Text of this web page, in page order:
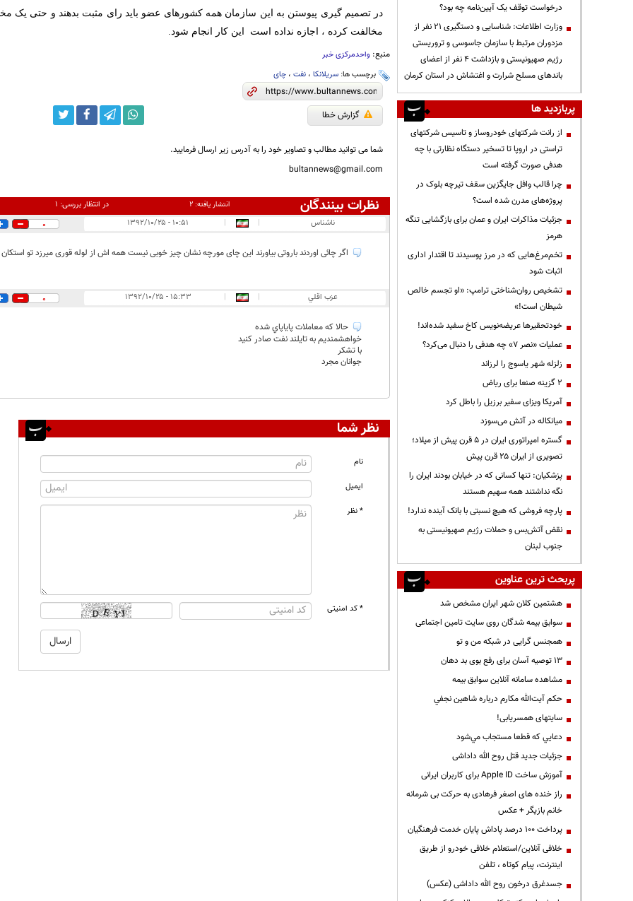
در تصمیم گیری پیوستن به این سازمان همه کشورهای عضو باید رای مثبت بدهند و حتی یک
مخالفت کرده ، اجازه نداده است این کار انجام شود.
منبع: واحدمرکزی خبر
برچسب ها: سریلانکا، نفت، چای
گزارش خطا
شما می توانید مطالب و تصاویر خود را به آدرس زیر ارسال فرمایید.
bultannews@gmail.com
نظرات بینندگان انتشار یافته:۲ در انتظار بررسی: ۱
ناشناس |
| ۱۰:۵۱ - ۱۳۹۲/۱۰/۲۵ 0
اگر چائی اوردند باروتی بیاورند این چای مورچه نشان چیز خوبی نیست همه اش از لوله قوری میرزد تو
عزب اقلي |
| ۱۵:۳۳ - ۱۳۹۲/۱۰/۲۵ 0
حالا كه معاملات پاياپاي شده
خواهشمنديم به تايلند نفت صادر كنيد
با تشكر
جوانان مجرد
نظر شما
نام
ایمیل
* نظر
* کد امنیتی
درخواست توقف یک آیین‌نامه چه بود؟
وزارت اطلاعات: شناسایی و دستگیری ۲۱ نفر از
مزدوران مرتبط با سازمان جاسوسی و تروریستی
رژیم صهیونیستی و بازداشت ۴ نفر از اعضای
باندهای مسلح شرارت و اغتشاش در استان کرمان
پربازدید ها
از رانت‌ شرکتهای خودروساز و تاسیس شرکتهای
تراستی در اروپا تا تسخیر دستگاه نظارتی با چه
هدفی صورت گرفته است
چرا قالب وافل جایگزین سقف تیرچه بلوک در
پروژه‌های مدرن شده است؟
جزئیات مذاکرات ایران و عمان برای بازگشایی تنگه
هرمز
تخم‌مرغ‌هایی که در مرز پوسیدند تا اقتدار اداری
اثبات شود
تشخیص روان‌شناختی ترامپ: «او تجسم خالص
شیطان است!»
خودتحقیرها عریضه‌نویس کاخ سفید شده‌اند!
عملیات «نصر ۷» چه هدفی را دنبال می‌کرد؟
زلزله شهر یاسوج را لرزاند
۲ گزینه صنعا برای ریاض
آمریکا ویزای سفیر برزیل را باطل کرد
میانکاله در آتش می‌سوزد
گستره امپراتوری ایران در ۵ قرن پیش از میلاد؛
تصویری از ایران ۲۵ قرن پیش
پزشکیان: تنها کسانی که در خیابان بودند ایران را
نگه نداشتند همه سهیم هستند
پارچه فروشی که هیچ نسبتی با بانک آینده ندارد!
نقض آتش‌بس و حملات رژیم صهیونیستی به
جنوب لبنان
پربحث ترین عناوین
هشتمین کلان شهر ایران مشخص شد
سوابق بیمه شدگان روی سایت تامین اجتماعی
همجنس گرایی در شبکه من و تو
13 توصیه آسان برای رفع بوی بد دهان
مشاهده سامانه آنلاين سوابق بیمه
حكم آيت‌الله مكارم درباره شاهين نجفي
سایتهای همسریابی!
دعايي كه قطعا مستجاب مي‌شود
جزئیات جدید قتل روح الله داداشی
آموزش ساخت Apple ID برای کاربران ایرانی
راز خنده های اصغر فرهادی به حرکت بی شرمانه
خانم بازیگر + عکس
پرداخت ۱۰۰ درصد پاداش پایان خدمت فرهنگیان
خلافی آنلاین/استعلام خلافی خودرو از طریق
اینترنت، پیام کوتاه ، تلفن
جسدغرق درخون روح الله داداشی (عکس)